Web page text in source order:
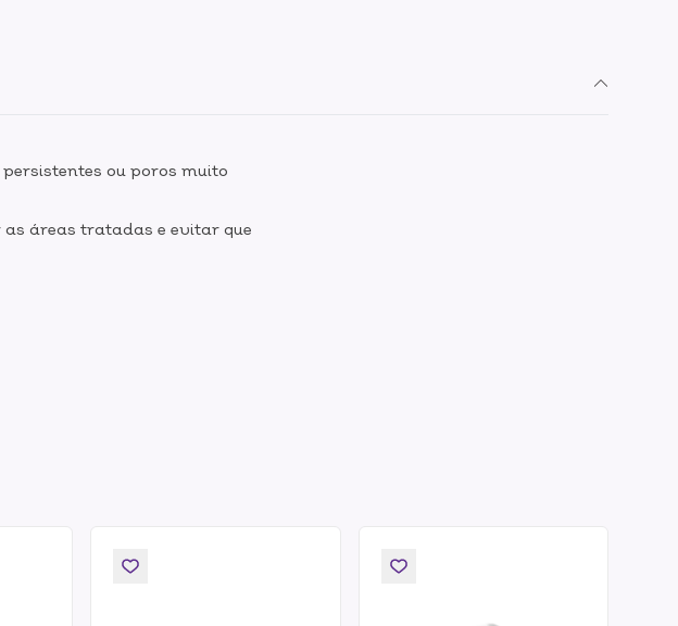
ou poros muito
as áreas tratadas e evitar que